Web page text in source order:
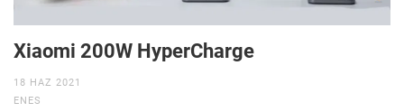
Xiaomi 200W HyperCharge
18 HAZ 2021
ENES